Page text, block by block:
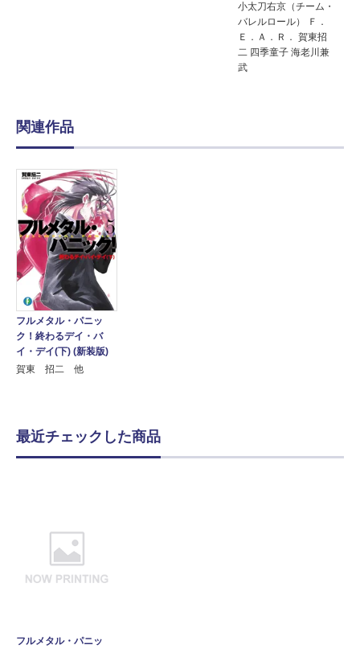
小太刀右京（チーム・
バレルロール） Ｆ．
Ｅ．Ａ．Ｒ． 賀東招
二 四季童子 海老川兼
武
関連作品
フルメタル・パニッ
ク！終わるデイ・バ
イ・デイ(下) (新装版)
賀東 招二 他
最近チェックした商品
フルメタル・パニッ